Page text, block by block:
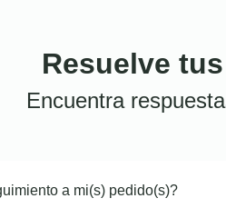
Resuelve
Encuentra
a mi(s) pedido(s)?